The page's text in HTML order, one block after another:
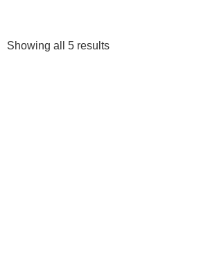
Showing all 5 results